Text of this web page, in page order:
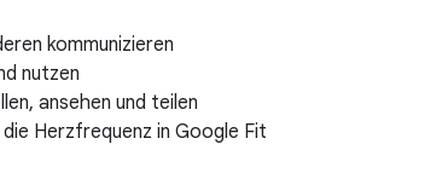
kommunizieren
nutzen
ansehen und teilen
Herzfrequenz in Google Fit